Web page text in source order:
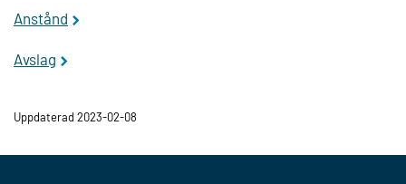
Anstånd
Avslag
Uppdaterad 2023-02-08